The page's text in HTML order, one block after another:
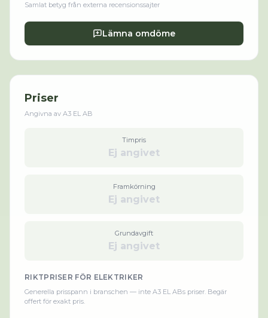
Samlat betyg från externa recensionssajter
Lämna omdöme
Priser
Angivna av A3 EL AB
Timpris
Ej angivet
Framkörning
Ej angivet
Grundavgift
Ej angivet
RIKTPRISER FÖR ELEKTRIKER
Generella prisspann i branschen — inte A3 EL ABs priser. Begär
offert för exakt pris.